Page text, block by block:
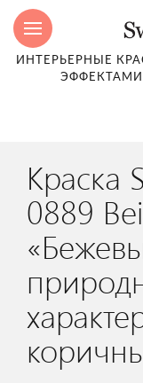
ИНТЕРЬЕРНЫЕ
ЭФФЕКТАМИ
Краска
0889